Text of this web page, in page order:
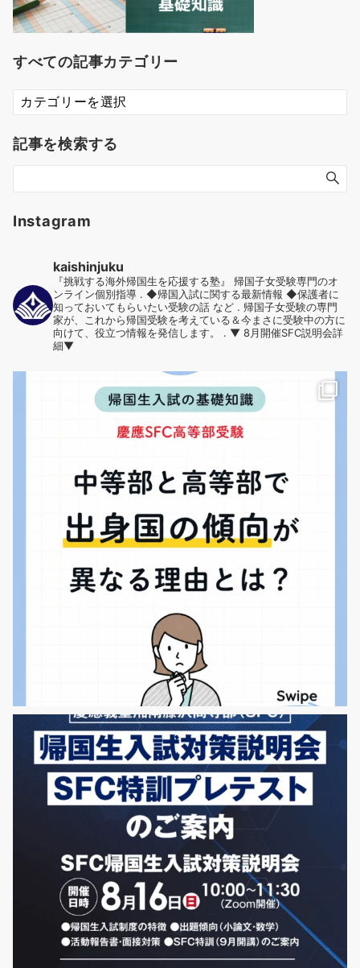
すべての記事カテゴリー
す
べ
の
テ
記事を検索する
Instagram
kaishinjuku
『挑戦する海外帰国生を応援する塾』
帰国子女受験専門のオ
ンライン個別指導 . ◆帰国入試に関する最新情報 ◆保護者に
知っておいてもらいたい受験の話 など . 帰国子女受験の専門
家が、これから帰国受験を考えている＆今まさに受験中の方に
向けて、役立つ情報を発信します。
. ▼ 8月開催SFC説明会詳
細▼